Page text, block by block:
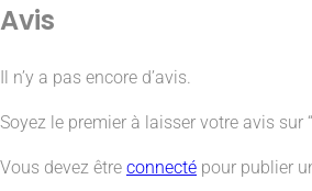
Avis
Il n’y a pas encore d’avis.
Soyez le premier à laisser votre avis sur
Vous devez être connecté pour publier